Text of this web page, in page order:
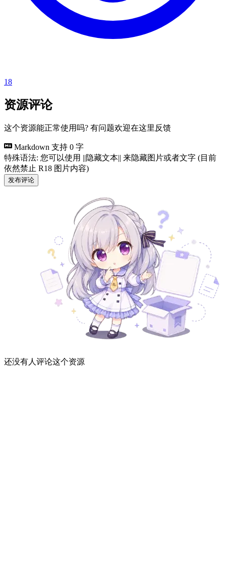
18
资源评论
这个资源能正常使用吗? 有问题欢迎在这里反馈
Markdown 支持 0 字
特殊语法: 您可以使用 ||隐藏文本|| 来隐藏图片或者文字 (目前
依然禁止 R18 图片内容)
发布评论
还没有人评论这个资源